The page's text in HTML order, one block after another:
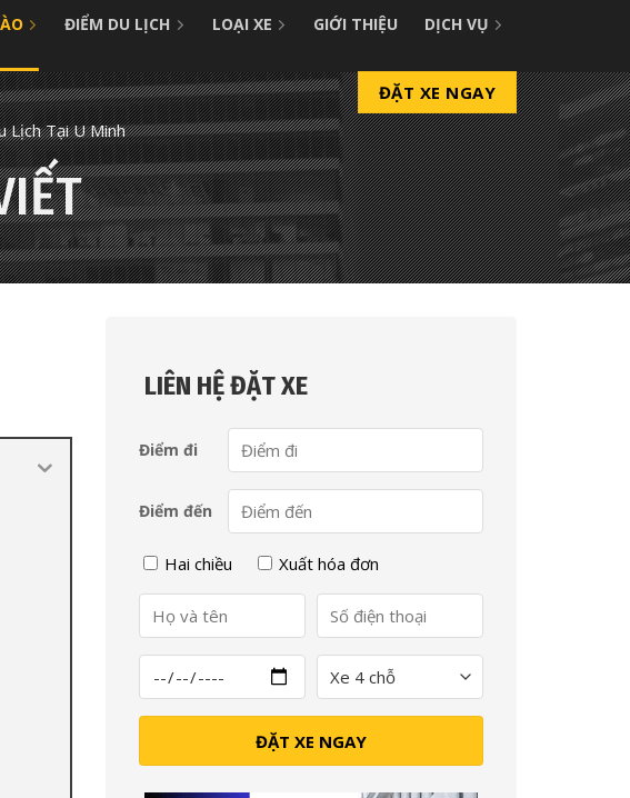
ĐIỂM DU LỊCH LOẠI XE GIỚI THIỆU DỊCH VỤ
ĐẶT XE NGAY
Lịch Tại U Minh
LIÊN HỆ ĐẶT XE
Điểm đi
Điểm đến
Hai chiều Xuất hóa đơn